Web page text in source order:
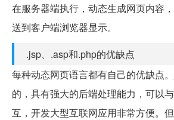
在服务器端执行，动态生成网页内容
送到客户端浏览器显示。
.jsp、.asp和.php的优缺点
每种动态网页语言都有自己的优缺点
的，具有强大的后端处理能力，可以
互，开发大型互联网应用非常方便。